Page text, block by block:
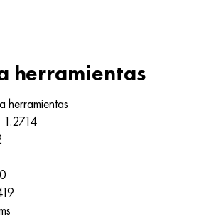
herramientas
herramientas